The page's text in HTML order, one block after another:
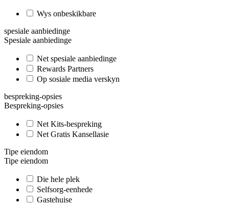
Wys onbeskikbare
spesiale aanbiedinge
Spesiale aanbiedinge
Net spesiale aanbiedinge
Rewards Partners
Op sosiale media verskyn
bespreking-opsies
Bespreking-opsies
Net Kits-bespreking
Net Gratis Kansellasie
Tipe eiendom
Tipe eiendom
Die hele plek
Selfsorg-eenhede
Gastehuise